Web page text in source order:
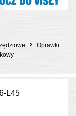
Oprawki
L45